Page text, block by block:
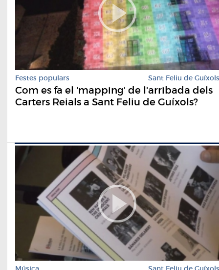
Festes populars Sant Feliu de Guíxols
Com es fa el 'mapping' de l'arribada dels
Carters Reials a Sant Feliu de Guíxols?